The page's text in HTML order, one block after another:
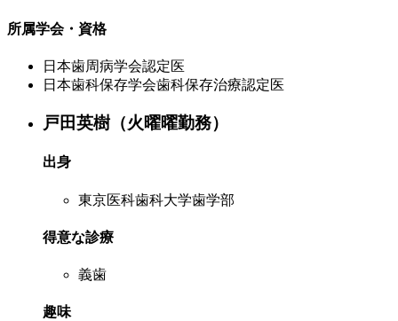
所属学会・資格
日本歯周病学会認定医
日本歯科保存学会歯科保存治療認定医
戸田英樹（火曜曜勤務）
出身
東京医科歯科大学歯学部
得意な診療
義歯
趣味